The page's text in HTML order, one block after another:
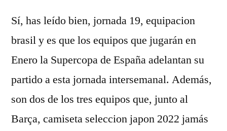
Sí, has leído bien, jornada 19, equipacion
brasil y es que los equipos que jugarán en
Enero la Supercopa de España adelantan su
partido a esta jornada intersemanal. Además,
son dos de los tres equipos que, junto al
Barça, camiseta seleccion japon 2022 jamás